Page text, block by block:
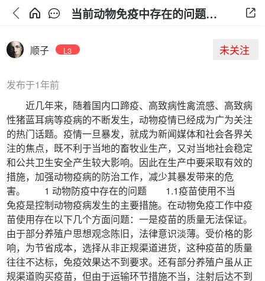
当前动物免疫中存在的问题和对策有哪些？
顺子 L3 未关注
发布于1年前
近几年来，随着国内口蹄疫、高致病性禽流感、高致病
性猪蓝耳病等疫病的不断发生，动物疫情已经成为广为关注
的热门话题。疫情一旦暴发，就成为新闻媒体和社会各界关
注的焦点，既不利于当地的畜牧业生产，又对当地社会稳定
和公共卫生安全产生较大影响。因此在生产中要采取有效的
措施，加强动物疫病的防治工作，减少其暴发带来的危
害。 1 动物防疫中存在的问题 1.1疫苗使用不当
免疫是控制动物疫病发生的主要措施。在动物免疫工作中疫
苗使用存在以下几个方面问题：一是疫苗的质量无法保证。
由于部分养殖户思想观念陈旧，法律意识淡薄。受价格的影
响，为节省成本，选择从非正规渠道进货，这种疫苗的质量
往往不达标，免疫效果达不到要求。还有部分养殖户虽从正
规渠道购买疫苗，但由于运输环节措施不当，注射后达不到